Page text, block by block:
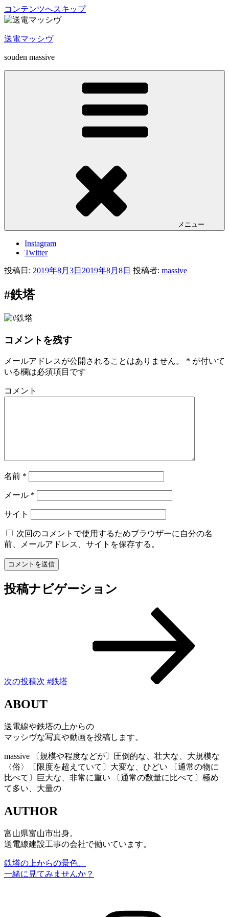
コンテンツへスキップ
送電マッシヴ
souden massive
メニュー
Instagram
Twitter
投稿日: 2019年8月3日 2019年8月8日 投稿者: massive
#鉄塔
コメントを残す
メールアドレスが公開されることはありません。 * が付いて
いる欄は必須項目です
コメント
名前 *
メール *
サイト
次回のコメントで使用するためブラウザーに自分の名
前、メールアドレス、サイトを保存する。
投稿ナビゲーション
次の投稿次 #鉄塔
ABOUT
送電線や鉄塔の上からの
マッシヴな写真や動画を投稿します。
massive 〔規模や程度などが〕圧倒的な、壮大な、大規模な
〈俗〉〔限度を超えていて〕大変な、ひどい 〔通常の物に
比べて〕巨大な、非常に重い 〔通常の数量に比べて〕極め
て多い、大量の
AUTHOR
富山県富山市出身。
送電線建設工事の会社で働いています。
鉄塔の上からの景色、
一緒に見てみませんか？